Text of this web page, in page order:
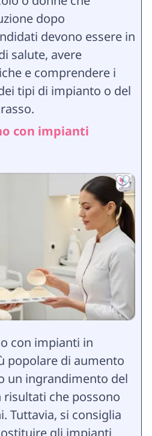
dopo
devono essere in
salute, avere
e comprendere i
tipi di impianto o del
con impianti
con impianti in
popolare di aumento
un ingrandimento del
risultati che possono
Tuttavia, si consiglia
gli impianti